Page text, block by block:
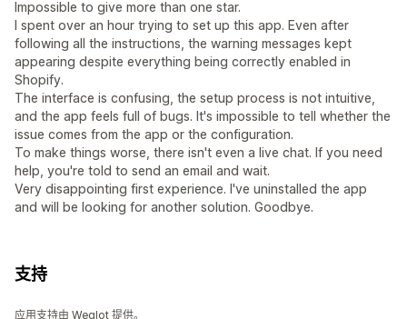
Impossible to give more than one star.
I spent over an hour trying to set up this app. Even after
following all the instructions, the warning messages kept
appearing despite everything being correctly enabled in
Shopify.
The interface is confusing, the setup process is not intuitive,
and the app feels full of bugs. It's impossible to tell whether the
issue comes from the app or the configuration.
To make things worse, there isn't even a live chat. If you need
help, you're told to send an email and wait.
Very disappointing first experience. I've uninstalled the app
and will be looking for another solution. Goodbye.
支持
应用支持由 Weglot 提供。